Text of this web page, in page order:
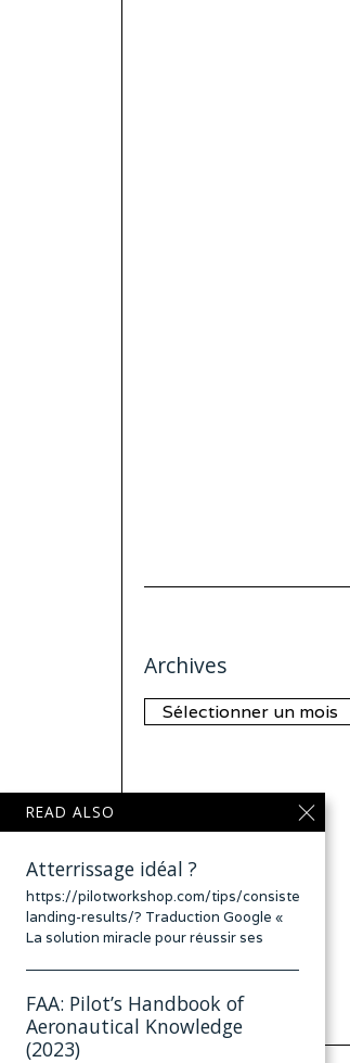
Archives
Archives
READ ALSO
Atterrissage idéal ?
https://pilotworkshop.com/tips/consistent-
landing-results/? Traduction Google «
La solution miracle pour réussir ses
FAA: Pilot’s Handbook of
Aeronautical Knowledge
(2023)